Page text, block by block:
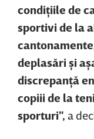
condiţiile de
sportivi de la
deplasări şi
discrepanţă
copiii de la
sporturi", a